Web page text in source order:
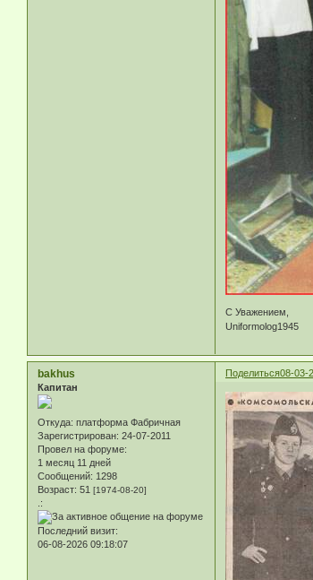
С Уважением,
Uniformolog1945
Поделиться08-03-
bakhus
Капитан
Откуда: платформа Фабричная
Зарегистрирован: 24-07-2011
Провел на форуме:
1 месяц 11 дней
Сообщений: 1298
Возраст: 51 [1974-08-20]
.:
Последний визит:
06-08-2026 09:18:07